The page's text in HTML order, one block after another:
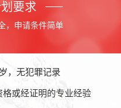
要求
，申请条件简单
，无犯罪记录
或经证明的专业经验